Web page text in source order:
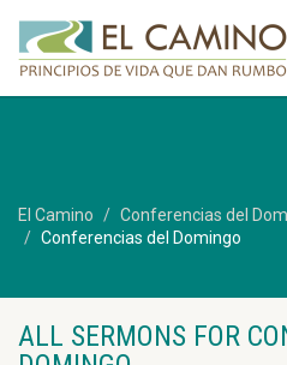
El Camino
Conferencias del
Conferencias del Domingo
ALL SERMONS FOR